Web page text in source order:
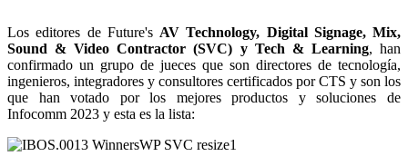
Los editores de Future's AV Technology, Digital Signage, Mix,
Sound & Video Contractor (SVC) y Tech & Learning, han
confirmado un grupo de jueces que son directores de tecnología,
ingenieros, integradores y consultores certificados por CTS y son los
que han votado por los mejores productos y soluciones de
Infocomm 2023 y esta es la lista: